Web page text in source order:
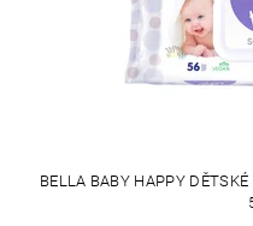
BELLA BABY HAPPY